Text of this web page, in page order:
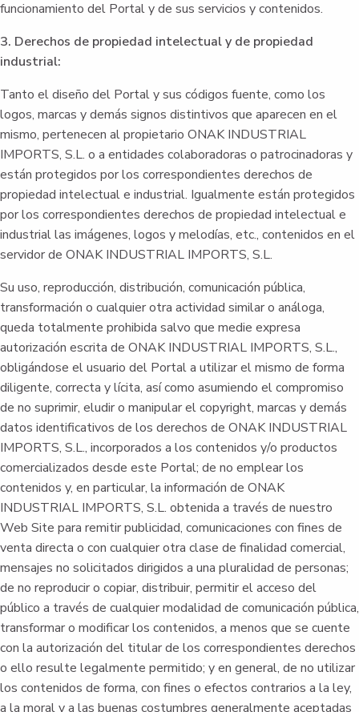
funcionamiento del Portal y de sus servicios y contenidos.
3. Derechos de propiedad intelectual y de propiedad
industrial:
Tanto el diseño del Portal y sus códigos fuente, como los
logos, marcas y demás signos distintivos que aparecen en el
mismo, pertenecen al propietario ONAK INDUSTRIAL
IMPORTS, S.L. o a entidades colaboradoras o patrocinadoras y
están protegidos por los correspondientes derechos de
propiedad intelectual e industrial. Igualmente están protegidos
por los correspondientes derechos de propiedad intelectual e
industrial las imágenes, logos y melodías, etc., contenidos en el
servidor de ONAK INDUSTRIAL IMPORTS, S.L.
Su uso, reproducción, distribución, comunicación pública,
transformación o cualquier otra actividad similar o análoga,
queda totalmente prohibida salvo que medie expresa
autorización escrita de ONAK INDUSTRIAL IMPORTS, S.L.,
obligándose el usuario del Portal a utilizar el mismo de forma
diligente, correcta y lícita, así como asumiendo el compromiso
de no suprimir, eludir o manipular el copyright, marcas y demás
datos identificativos de los derechos de ONAK INDUSTRIAL
IMPORTS, S.L., incorporados a los contenidos y/o productos
comercializados desde este Portal; de no emplear los
contenidos y, en particular, la información de ONAK
INDUSTRIAL IMPORTS, S.L. obtenida a través de nuestro
Web Site para remitir publicidad, comunicaciones con fines de
venta directa o con cualquier otra clase de finalidad comercial,
mensajes no solicitados dirigidos a una pluralidad de personas;
de no reproducir o copiar, distribuir, permitir el acceso del
público a través de cualquier modalidad de comunicación pública,
transformar o modificar los contenidos, a menos que se cuente
con la autorización del titular de los correspondientes derechos
o ello resulte legalmente permitido; y en general, de no utilizar
los contenidos de forma, con fines o efectos contrarios a la ley,
a la moral y a las buenas costumbres generalmente aceptadas